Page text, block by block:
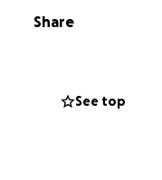
en egen!
Share
See top